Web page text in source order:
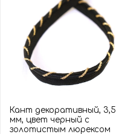
Кант декоративный, 3,5
мм, цвет черный с
золотистым люрексом